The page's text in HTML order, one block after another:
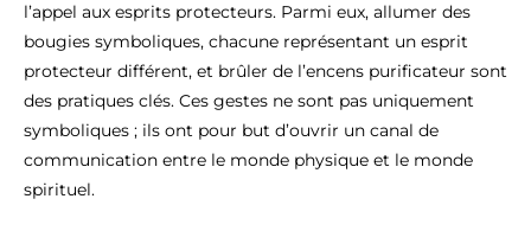
l’appel aux esprits protecteurs. Parmi eux, allumer des
bougies symboliques, chacune représentant un esprit
protecteur différent, et brûler de l’encens purificateur sont
des pratiques clés. Ces gestes ne sont pas uniquement
symboliques ; ils ont pour but d’ouvrir un canal de
communication entre le monde physique et le monde
spirituel.